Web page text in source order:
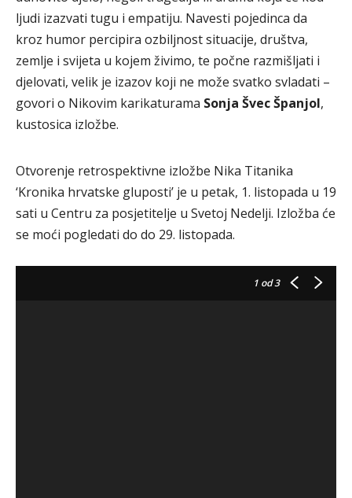
ljudi izazvati tugu i empatiju. Navesti pojedinca da
kroz humor percipira ozbiljnost situacije, društva,
zemlje i svijeta u kojem živimo, te počne razmišljati i
djelovati, velik je izazov koji ne može svatko svladati –
govori o Nikovim karikaturama Sonja Švec Španjol,
kustosica izložbe.
Otvorenje retrospektivne izložbe Nika Titanika
‘Kronika hrvatske gluposti’ je u petak, 1. listopada u 19
sati u Centru za posjetitelje u Svetoj Nedelji. Izložba će
se moći pogledati do do 29. listopada.
1 od 3